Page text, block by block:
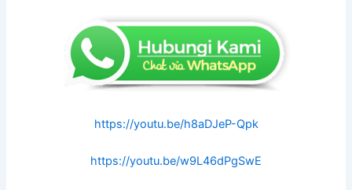
https://youtu.be/h8aDJeP-Qpk
https://youtu.be/w9L46dPgSwE